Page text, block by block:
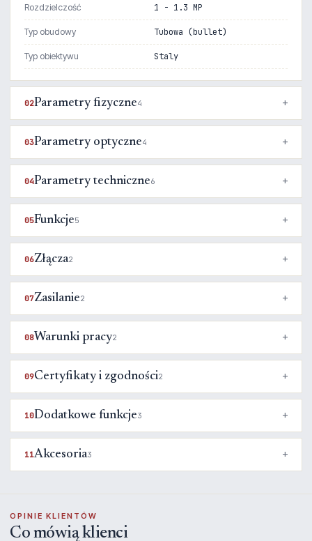
Rozdzielczość 1 - 1.3 MP
Typ obudowy Tubowa (bullet)
Typ obiektywu Staly
02Parametry fizyczne4
03Parametry optyczne4
04Parametry techniczne6
05Funkcje5
06Złącza2
07Zasilanie2
08Warunki pracy2
09Certyfikaty i zgodności2
10Dodatkowe funkcje3
11Akcesoria3
OPINIE KLIENTÓW
Co mówią klienci